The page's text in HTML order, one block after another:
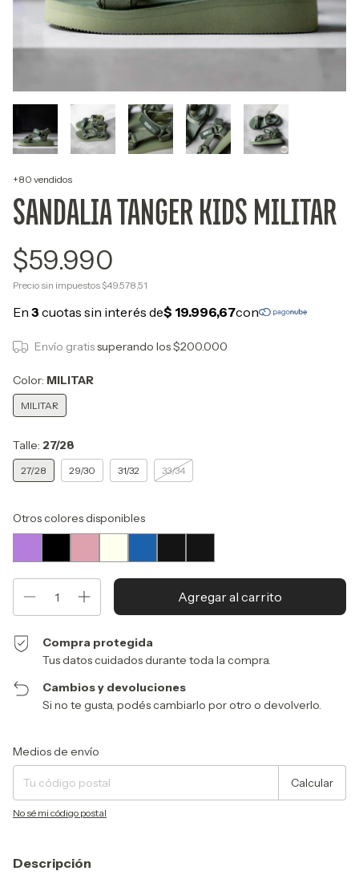
+80 vendidos
SANDALIA TANGER KIDS MILITAR
$59.990
Precio sin impuestos $49.578,51
Envío gratissuperando los$200.000
Color: MILITAR
MILITAR
Talle: 27/28
27/28 29/30 31/32 33/34
Otros colores disponibles
Compra protegida
Tus datos cuidados durante toda la compra.
Cambios y devoluciones
Si no te gusta, podés cambiarlo por otro o devolverlo.
Entregas para el CP:
Medios de envío
Calcular
No sé mi código postal
Descripción